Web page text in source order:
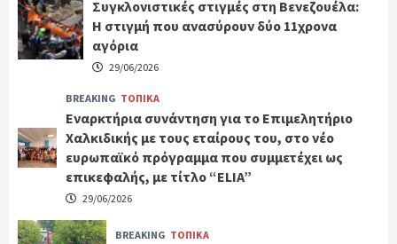
Συγκλονιστικές στιγμές στη Βενεζουέλα:
Η στιγμή που ανασύρουν δύο 11χρονα
αγόρια
29/06/2026
BREAKING ΤΟΠΙΚΑ
Εναρκτήρια συνάντηση για το Επιμελητήριο
Χαλκιδικής με τους εταίρους του, στο νέο
ευρωπαϊκό πρόγραμμα που συμμετέχει ως
επικεφαλής, με τίτλο “ELIA”
29/06/2026
BREAKING ΤΟΠΙΚΑ